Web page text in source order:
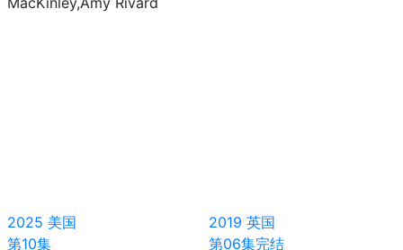
2025 美国
第10集
2019 英国
第06集完结